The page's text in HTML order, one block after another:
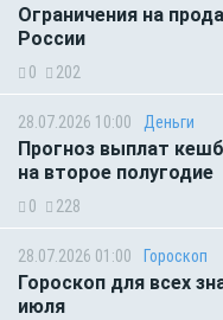
Ограничения на
России
0 202
28.07.2026 10:00 Деньги
Прогноз выплат
на второе полугодие
0 228
28.07.2026 01:00 Гороскоп
Гороскоп для всех
июля